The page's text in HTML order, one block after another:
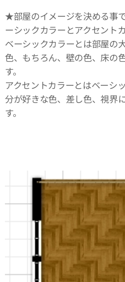
★部屋のイメージを決める事
ーシックカラーとアクセント
ベーシックカラーとは部屋の
色、もちろん、壁の色、床の
す。
アクセントカラーとはベーシ
分が好きな色、差し色、視界
す。